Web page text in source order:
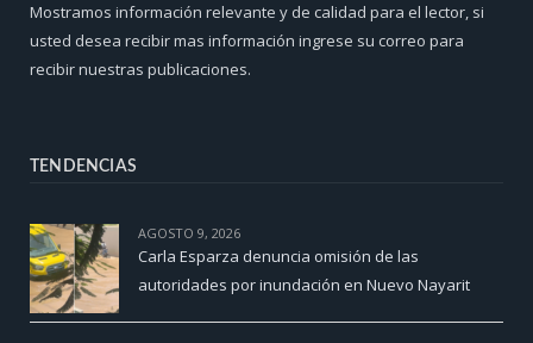
Mostramos información relevante y de calidad para el lector, si
usted desea recibir mas información ingrese su correo para
recibir nuestras publicaciones.
TENDENCIAS
AGOSTO 9, 2026
Carla Esparza denuncia omisión de las
autoridades por inundación en Nuevo Nayarit